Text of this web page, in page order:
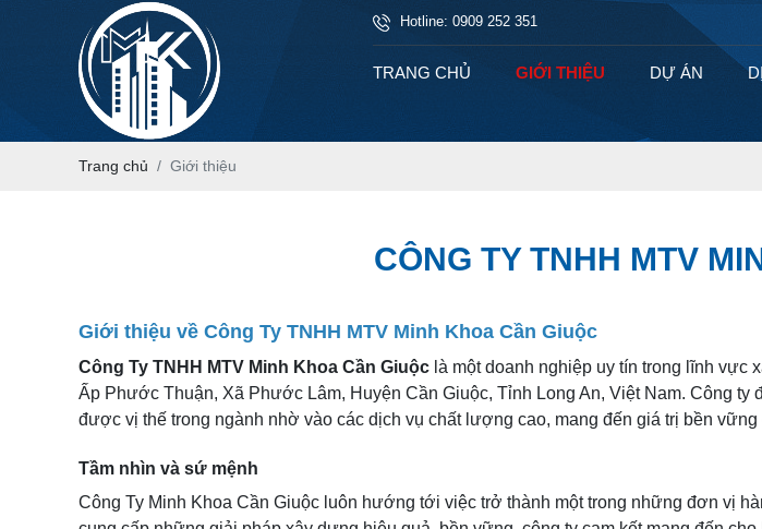
Hotline: 0909 252 351
TRANG CHỦ GIỚI THIỆU DỰ ÁN
Trang chủ Giới thiệu
CÔNG TY TNHH MTV
Giới thiệu về Công Ty TNHH MTV Minh Khoa Cần Giuộc
Công Ty TNHH MTV Minh Khoa Cần Giuộc là một doanh nghiệp uy tín trong lĩnh vực
Ấp Phước Thuận, Xã Phước Lâm, Huyện Cần Giuộc, Tỉnh Long An, Việt Nam. Công
được vị thế trong ngành nhờ vào các dịch vụ chất lượng cao, mang đến giá trị bền vững
Tầm nhìn và sứ mệnh
Công Ty Minh Khoa Cần Giuộc luôn hướng tới việc trở thành một trong những đơn vị